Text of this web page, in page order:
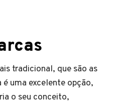
tradicional, que são as
uma excelente opção,
o seu conceito,